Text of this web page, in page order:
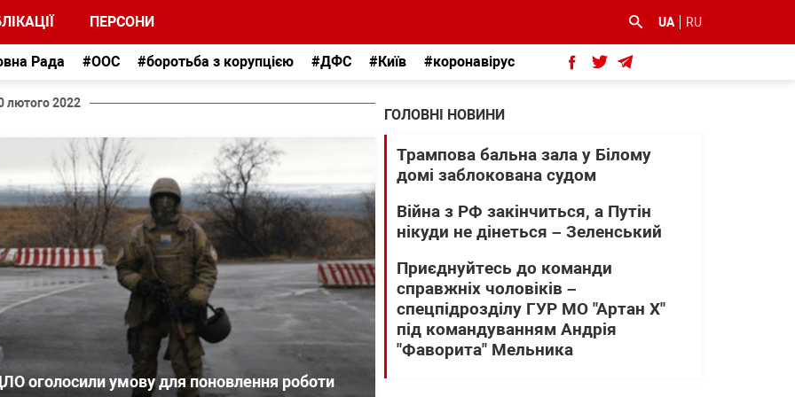
ПЕРСОНИ UA RU
Рада #ООС #боротьба з корупцією #ДФС #Київ #коронавірус
лютого 2022
оголосили умову для поновлення роботи
ГОЛОВНІ НОВИНИ
Трампова бальна зала у Білому
домі заблокована судом
Війна з РФ закінчиться, а Путін
нікуди не дінеться – Зеленський
Приєднуйтесь до команди
справжніх чоловіків –
спецпідрозділу ГУР МО "Артан Х"
під командуванням Андрія
"Фаворита" Мельника